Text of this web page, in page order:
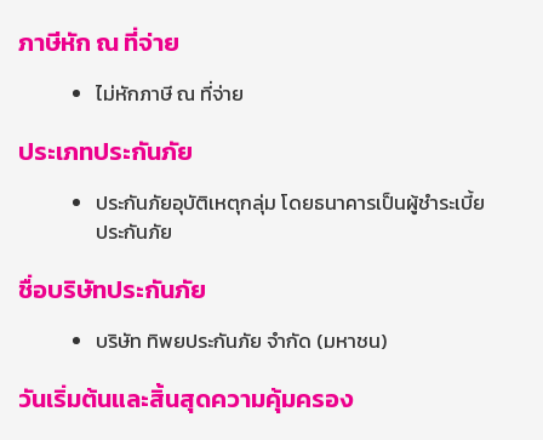
ภาษีหัก ณ ที่จ่าย
ไม่หักภาษี ณ ที่จ่าย
ประเภทประกันภัย
ประกันภัยอุบัติเหตุกลุ่ม โดยธนาคารเป็นผู้ชำระเบี้ย
ประกันภัย
ชื่อบริษัทประกันภัย
บริษัท ทิพยประกันภัย จำกัด (มหาชน)
วันเริ่มต้นและสิ้นสุดความคุ้มครอง